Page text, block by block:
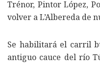
Trénor, Pintor López,
volver a L’Albereda de
Se habilitará el carril
antiguo cauce del río